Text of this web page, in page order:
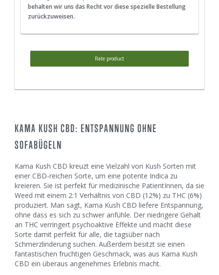
behalten wir uns das Recht vor diese spezielle Bestellung
zurückzuweisen.
Rate product
KAMA KUSH CBD: ENTSPANNUNG OHNE
SOFABÜGELN
Kama Kush CBD kreuzt eine Vielzahl von Kush Sorten mit
einer CBD-reichen Sorte, um eine potente Indica zu
kreieren. Sie ist perfekt für medizinische PatientInnen, da sie
Weed mit einem 2:1 Verhältnis von CBD (12%) zu THC (6%)
produziert. Man sagt, Kama Kush CBD liefere Entspannung,
ohne dass es sich zu schwer anfühle. Der niedrigere Gehalt
an THC verringert psychoaktive Effekte und macht diese
Sorte damit perfekt für alle, die tagsüber nach
Schmerzlinderung suchen. Außerdem besitzt sie einen
fantastischen fruchtigen Geschmack, was aus Kama Kush
CBD ein überaus angenehmes Erlebnis macht.